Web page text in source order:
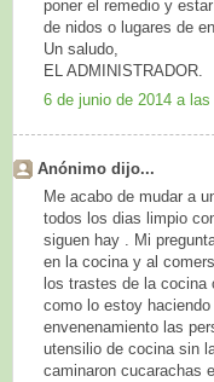
poner el remedio y
de nidos o lugares de
Un saludo,
EL ADMINISTRADOR.
6 de junio de 2014 a las
Anónimo dijo...
Me acabo de mudar a
todos los dias limpio
siguen hay . Mi
en la cocina y al
los trastes de la
como lo estoy
envenenamiento las
utensilio de cocina sin
caminaron cucarachas